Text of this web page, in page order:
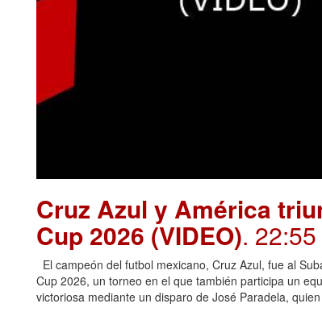
Cruz Azul y América
Cup 2026 (VIDEO). 22:55
El campeón del futbol mexicano, Cruz Azul, fue al
Cup 2026, un torneo en el que también participa un
victoriosa mediante un disparo de José Paradela,